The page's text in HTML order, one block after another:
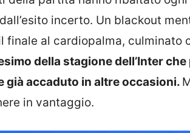
incerto. Un blackout
finale al cardiopalma, culminato
della stagione dell’Inter
già accaduto in altre occasioni.
in vantaggio.